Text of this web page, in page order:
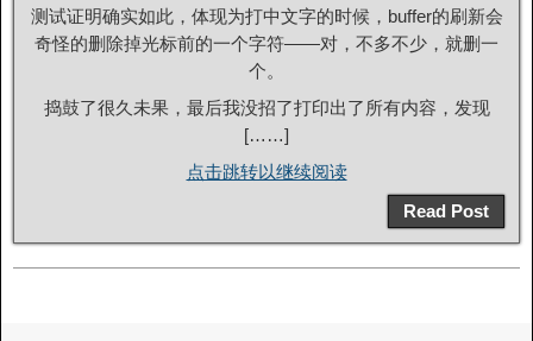
测试证明确实如此，体现为打中文字的时候，buffer的刷新会
奇怪的删除掉光标前的一个字符——对，不多不少，就删一
个。
捣鼓了很久未果，最后我没招了打印出了所有内容，发现
[……]
点击跳转以继续阅读
Read Post